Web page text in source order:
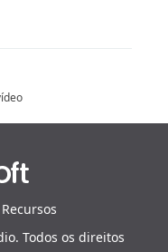
Recursos
Todos os direitos